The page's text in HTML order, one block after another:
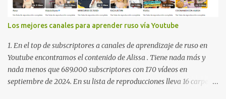
Los mejores canales para aprender ruso vía Youtube
1. En el top de subscriptores a canales de aprendizaje de ruso en
Youtube encontramos el contenido de Alissa . Tiene nada más y
nada menos que 689.000 subscriptores con 170 vídeos en
septiembre de 2024. En su lista de reproducciones lleva 16 carpetas